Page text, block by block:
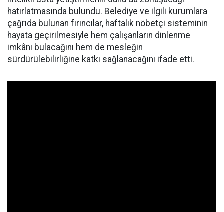
hatırlatmasında bulundu. Belediye ve ilgili kurumlara
çağrıda bulunan fırıncılar, haftalık nöbetçi sisteminin
hayata geçirilmesiyle hem çalışanların dinlenme
imkânı bulacağını hem de mesleğin
sürdürülebilirliğine katkı sağlanacağını ifade etti.